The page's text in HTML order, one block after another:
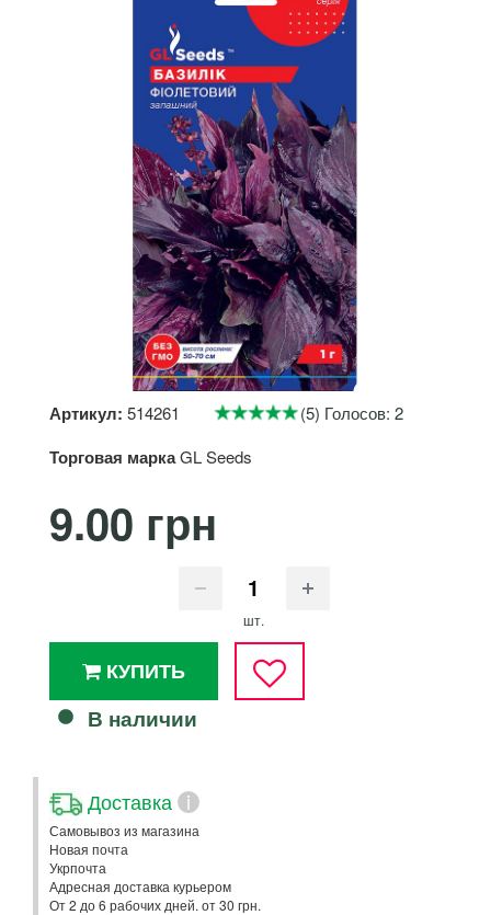
Артикул: 514261 (5) Голосов: 2
Торговая маркаGL Seeds
9.00 грн
шт.
КУПИТЬ
В наличии
Доставка i
Самовывоз из магазина
Новая почта
Укрпочта
Адресная доставка курьером
От 2 до 6 рабочих дней. от 30 грн.